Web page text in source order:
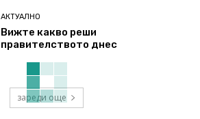
АКТУАЛНО
Вижте какво реши
правителството днес
зареди още